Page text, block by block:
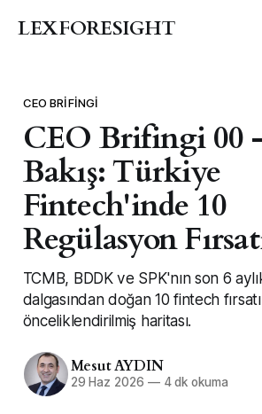
LEXFORESIGHT
CEO BRIFINGI
CEO Brifingi 00
Bakış: Türkiye
Fintech'inde 10
Regülasyon
TCMB, BDDK ve SPK'nın son 6
dalgasından doğan 10 fintech
önceliklendirilmiş haritası.
Mesut AYDIN
29 Haz 2026 —4 dk okuma